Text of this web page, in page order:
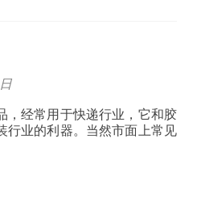
，经常用于快递行业，它和胶
行业的利器。当然市面上常见